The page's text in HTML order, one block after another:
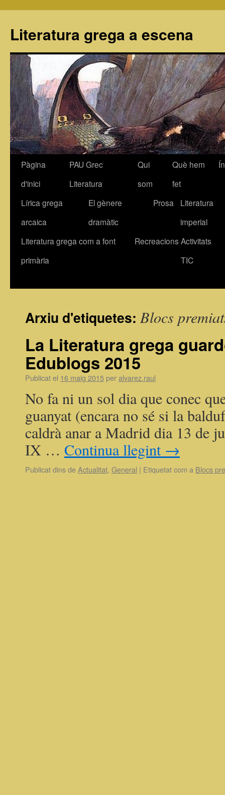
Literatura grega a escena
Vés
contingut
Pàgina
d'inici
PAU Grec
Literatura
Qui
som
Què hem
fet
Lírica grega
arcaica
El gènere
dramàtic
Prosa
Literatura
imperial
Literatura grega com a font
primària
Recreacions Activitats
TIC
Arxiu d'etiquetes: Blocs
La Literatura grega
Edublogs 2015
Publicat el 16 maig 2015 peralvarez.raul
No fa ni un sol dia que conec
guanyat (encara no sé si la
caldrà anar a Madrid dia 13 de
IX … Continua llegint →
Publicat dins deActualitat, General | Etiquetat com a Blocs